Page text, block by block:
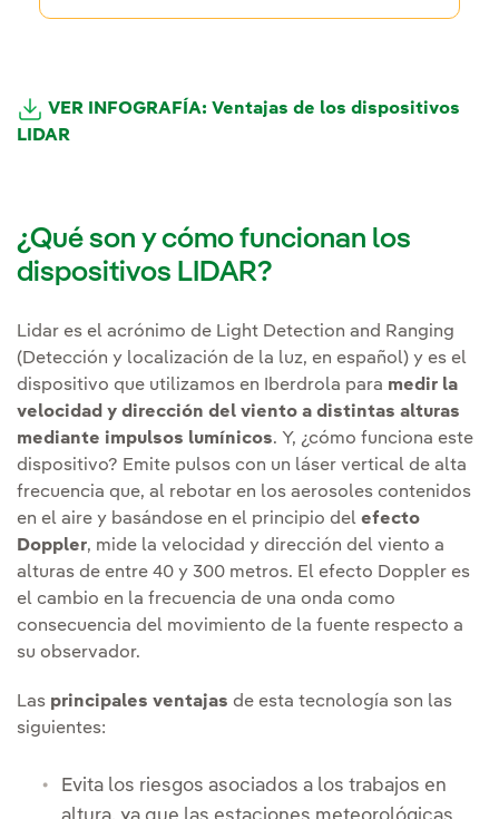
VER INFOGRAFÍA: Ventajas de los dispositivos
LIDAR
¿Qué son y cómo funcionan los
dispositivos LIDAR?
Lidar es el acrónimo de Light Detection and Ranging
(Detección y localización de la luz, en español) y es el
dispositivo que utilizamos en Iberdrola para medir la
velocidad y dirección del viento a distintas alturas
mediante impulsos lumínicos. Y, ¿cómo funciona este
dispositivo? Emite pulsos con un láser vertical de alta
frecuencia que, al rebotar en los aerosoles contenidos
en el aire y basándose en el principio del efecto
Doppler, mide la velocidad y dirección del viento a
alturas de entre 40 y 300 metros. El efecto Doppler es
el cambio en la frecuencia de una onda como
consecuencia del movimiento de la fuente respecto a
su observador.
Las principales ventajas de esta tecnología son las
siguientes:
Evita los riesgos asociados a los trabajos en